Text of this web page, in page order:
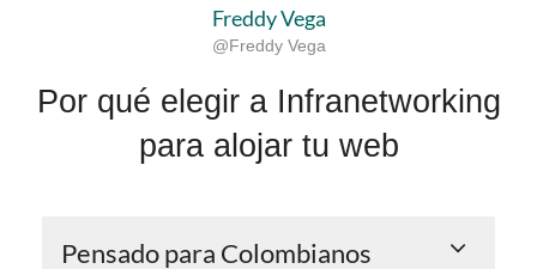
Freddy Vega
@Freddy Vega
Por qué elegir a Infranetworking
para alojar tu web
Pensado para Colombianos